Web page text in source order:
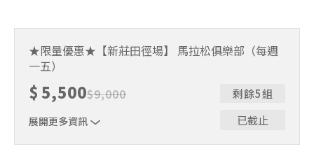
★限量優惠★【新莊田徑場】 馬拉松俱樂部（每週
一五）
$5,500$9,000
展開更多資訊
剩餘5組
已截止